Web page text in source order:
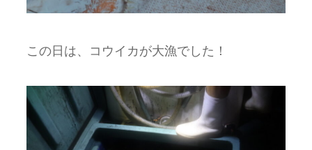
この日は、コウイカが大漁でした！